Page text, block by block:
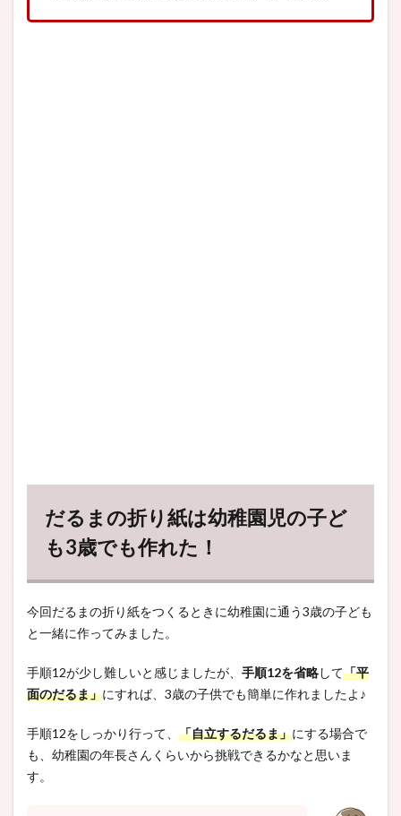
だるまの折り紙は幼稚園児の子ど
も3歳でも作れた！
今回だるまの折り紙をつくるときに幼稚園に通う3歳の子ども
と一緒に作ってみました。
手順12が少し難しいと感じましたが、 手順12を省略して「平
面のだるま」にすれば、3歳の子供でも簡単に作れましたよ♪
手順12をしっかり行って、 「自立するだるま」にする場合で
も、幼稚園の年長さんくらいから挑戦できるかなと思いま
す。